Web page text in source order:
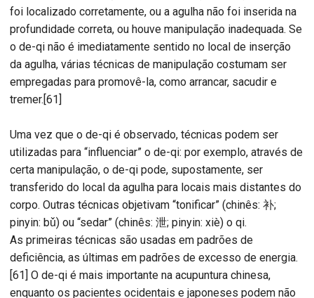
foi localizado corretamente, ou a agulha não foi inserida na
profundidade correta, ou houve manipulação inadequada. Se
o de-qi não é imediatamente sentido no local de inserção
da agulha, várias técnicas de manipulação costumam ser
empregadas para promovê-la, como arrancar, sacudir e
tremer.[61]
Uma vez que o de-qi é observado, técnicas podem ser
utilizadas para “influenciar” o de-qi: por exemplo, através de
certa manipulação, o de-qi pode, supostamente, ser
transferido do local da agulha para locais mais distantes do
corpo. Outras técnicas objetivam “tonificar” (chinês: 补;
pinyin: bǔ) ou “sedar” (chinês: 泄; pinyin: xiè) o qi.
As primeiras técnicas são usadas em padrões de
deficiência, as últimas em padrões de excesso de energia.
[61] O de-qi é mais importante na acupuntura chinesa,
enquanto os pacientes ocidentais e japoneses podem não